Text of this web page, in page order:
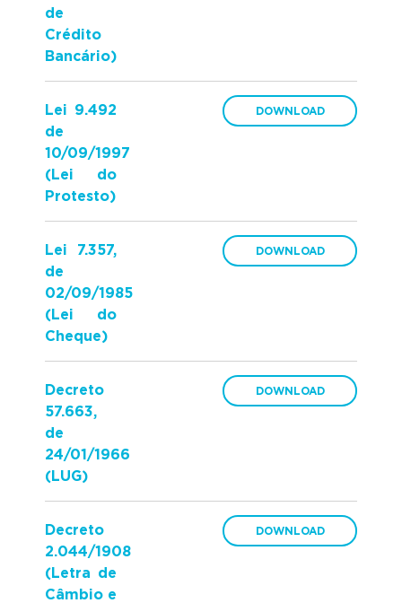
de
Crédito
Bancário)
Lei 9.492
de
10/09/1997
(Lei do
Protesto)
Lei 7.357,
de
02/09/1985
(Lei do
Cheque)
Decreto
57.663,
de
24/01/1966
(LUG)
Decreto
2.044/1908
(Letra de
Câmbio e